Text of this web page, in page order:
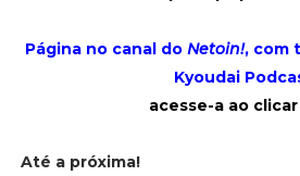
Página no canal doNetoin!, com
Kyoudai
acesse-a ao
Até a próxima!